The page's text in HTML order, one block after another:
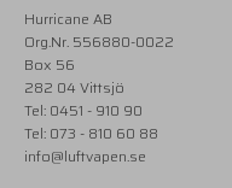
Hurricane AB
Org.Nr. 556880-0022
Box 56
282 04 Vittsjö
Tel: 0451 - 910 90
Tel: 073 - 810 60 88
info@luftvapen.se